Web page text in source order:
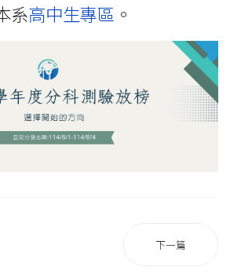
系高中生專區 。
下一篇